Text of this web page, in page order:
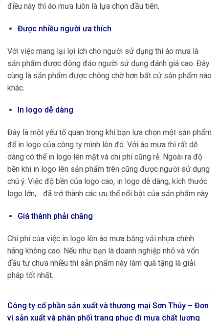
điều này thì áo mưa luôn là lựa chọn đầu tiên.
Được nhiều người ưa thích
Với việc mang lại lợi ích cho người sử dụng thì áo mưa là
sản phẩm được đông đảo người sử dụng đánh giá cao. Đây
cùng là sản phẩm được chông chờ hơn bất cứ sản phẩm nào
khác.
In logo dễ dàng
Đây là một yếu tố quan trọng khi bạn lựa chọn một sản phẩm
để in logo của công ty mình lên đó. Với áo mưa thì rất dễ
dàng có thể in logo lên mặt và chi phí cũng rẻ. Ngoài ra độ
bền khi in logo lên sản phẩm trên cũng được người sử dụng
chú ý. Việc độ bền của logo cao, in logo dễ dàng, kích thước
logo lớn,… đã trở thành các ưu thế nổi bật của sản phẩm này
Giá thành phải chăng
Chi phí của việc in logo lên áo mưa bằng vải nhựa chính
hãng không cao. Nếu như bạn là doanh nghiệp nhỏ và vốn
đầu tư chưa nhiều thì sản phẩm này làm quà tặng là giải
pháp tốt nhất.
Công ty cổ phần sản xuất và thương mại Sơn Thủy – Đơn
vị sản xuất và phân phối trang phục đi mưa chất lượng